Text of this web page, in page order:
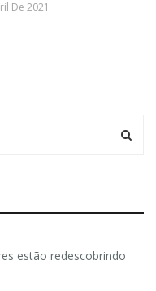
De 2021
estão redescobrindo